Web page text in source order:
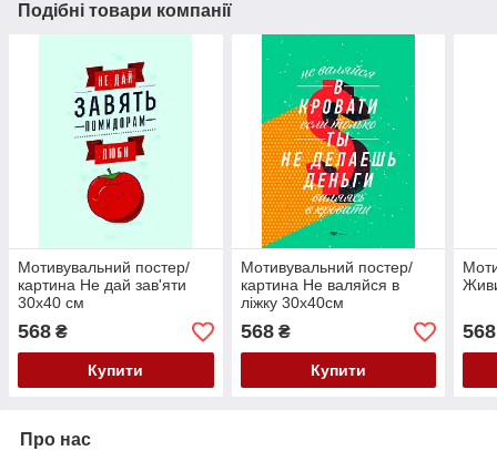
Подібні товари компанії
Мотивувальний постер/
картина Не дай зав'яти
30х40 см
568 ₴
Купити
Мотивувальний постер/
картина Не валяйся в
ліжку 30х40см
568₴
Купити
568
Про нас